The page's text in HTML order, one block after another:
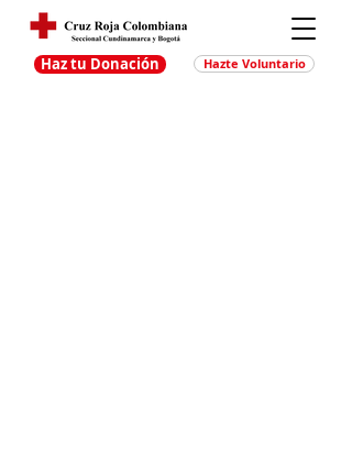
Haz tu Donación Hazte Voluntario